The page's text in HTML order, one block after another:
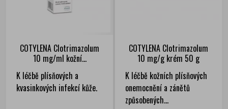
COTYLENA Clotrimazolum
10 mg/ml kožní...
K léčbě plísňových a
kvasinkových infekcí kůže.
COTYLENA Clotrimazolum
10 mg/g krém 50 g
K léčbě kožních plísňových
onemocnění a zánětů
způsobených...